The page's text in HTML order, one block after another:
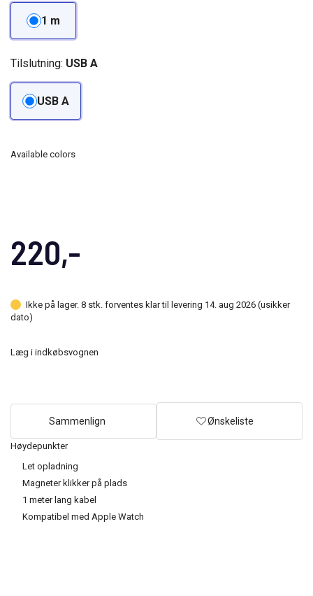
Høydepunkter
Let opladning
Magneter klikker på plads
1 meter lang kabel
Kompatibel med Apple Watch
220,-
1 m
Tilslutning: USB A
USB A
Available colors
Ikke på lager. 8 stk. forventes klar til levering 14. aug 2026 (usikker
dato)
Læg i indkøbsvognen
Sammenlign Ønskeliste